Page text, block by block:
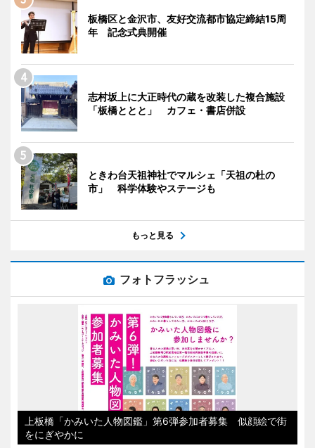
板橋区と金沢市、友好交流都市協定締結15周
年 記念式典開催
志村坂上に大正時代の蔵を改装した複合施設
「板橋ととと」 カフェ・書店併設
ときわ台天祖神社でマルシェ「天祖の杜の
市」 科学体験やステージも
もっと見る
フォトフラッシュ
上板橋「かみいた人物図鑑」第6弾参加者募集 似顔絵で街
をにぎやかに